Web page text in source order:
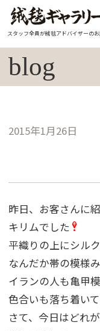
スタッフ全員が絨毯アドバイザーの
blog
2015年1月26日
昨日、お客さんに
キリムでした
平織りの上にシル
なんだか帯の模様
イランの人も亀甲
色合いも落ち着い
さて、今日はどれ